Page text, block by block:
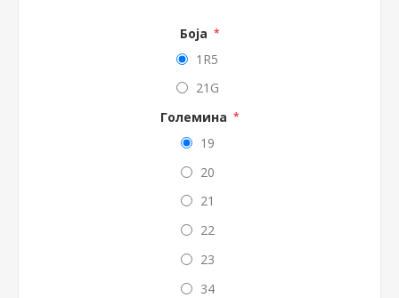
Боја *
1R5
21G
Големина *
19
20
21
22
23
34